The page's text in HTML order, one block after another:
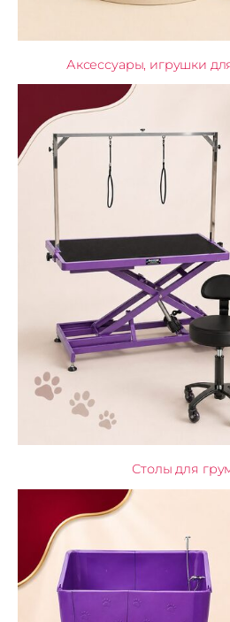
Аксессуары, игрушки
Столы для